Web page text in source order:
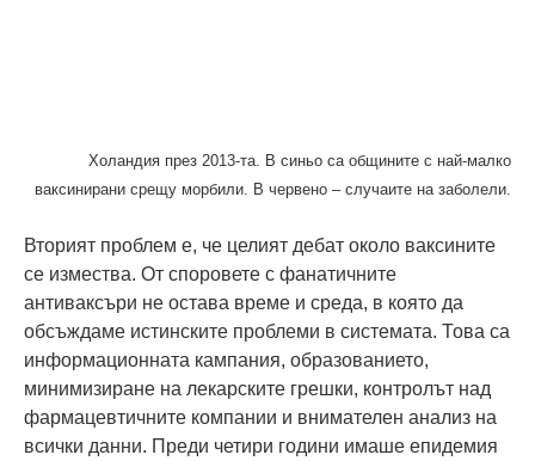
Холандия през 2013-та. В синьо са общините с най-малко
ваксинирани срещу морбили. В червено – случаите на заболели.
Вторият проблем е, че целият дебат около ваксините
се измества. От споровете с фанатичните
антиваксъри не остава време и среда, в която да
обсъждаме истинските проблеми в системата. Това са
информационната кампания, образованието,
минимизиране на лекарските грешки, контролът над
фармацевтичните компании и внимателен анализ на
всички данни. Преди четири години имаше епидемия